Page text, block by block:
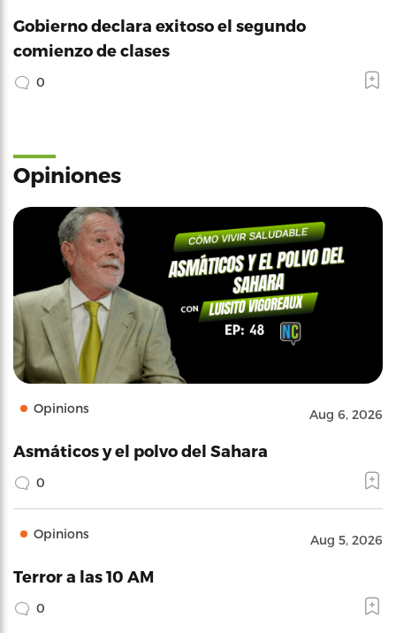
Gobierno declara exitoso el segundo
comienzo de clases
0
Opiniones
Opinions Aug 6, 2026
Asmáticos y el polvo del Sahara
0
Opinions Aug 5, 2026
Terror a las 10 AM
0